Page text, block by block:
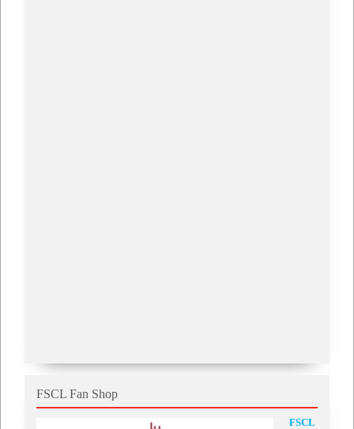
FSCL Fan Shop
FSCL